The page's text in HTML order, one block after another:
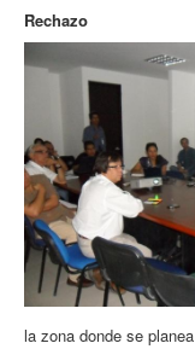
Rechazo
la zona donde se